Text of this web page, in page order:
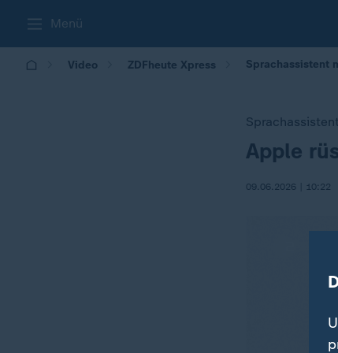
Menü
Video ZDFheute Xpress Sprachassistent
:
Apple
09.06.2026 | 10:22